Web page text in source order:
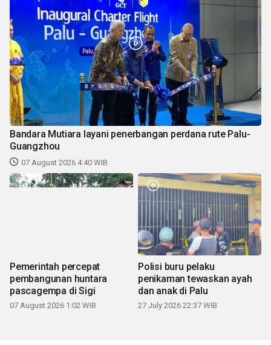
Bandara Mutiara layani penerbangan perdana rute Palu-
Guangzhou
07 August 2026 4:40 WIB
Pemerintah percepat
pembangunan huntara
pascagempa di Sigi
07 August 2026 1:02 WIB
Polisi buru pelaku
penikaman tewaskan ayah
dan anak di Palu
27 July 2026 22:37 WIB